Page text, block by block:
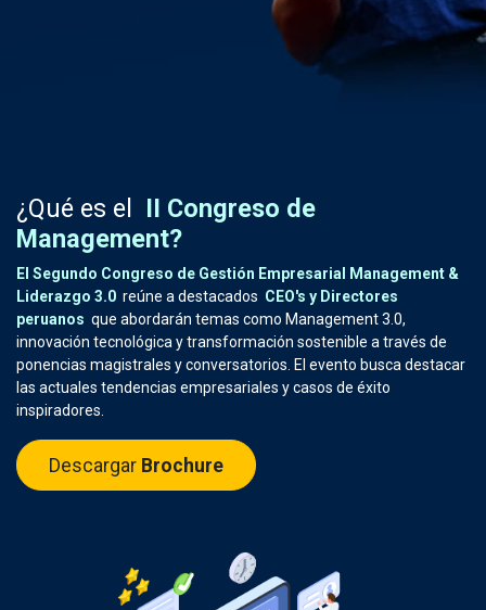
¿Qué es el
II Congreso de
Management?
El Segundo Congreso de Gestión Empresarial Management &
Liderazgo 3.0 reúne a destacados CEO's y Directores
peruanos que abordarán temas como Management 3.0,
innovación tecnológica y transformación sostenible a través de
ponencias magistrales y conversatorios. El evento busca destacar
las actuales tendencias empresariales y casos de éxito
inspiradores.
Descargar Brochure